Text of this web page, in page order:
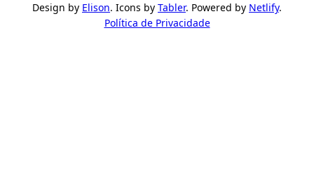
Design by Elison. Icons by Tabler. Powered by Netlify.
Política de Privacidade